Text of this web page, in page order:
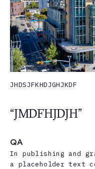
JHDSJFKHDJGHJKDF
“JMDFHJDJH”
QA
In publishing and
a placeholder text